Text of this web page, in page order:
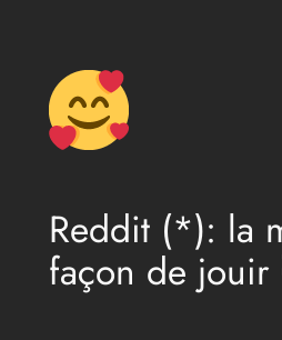
contenu
Reddit (*): la
façon de jouir